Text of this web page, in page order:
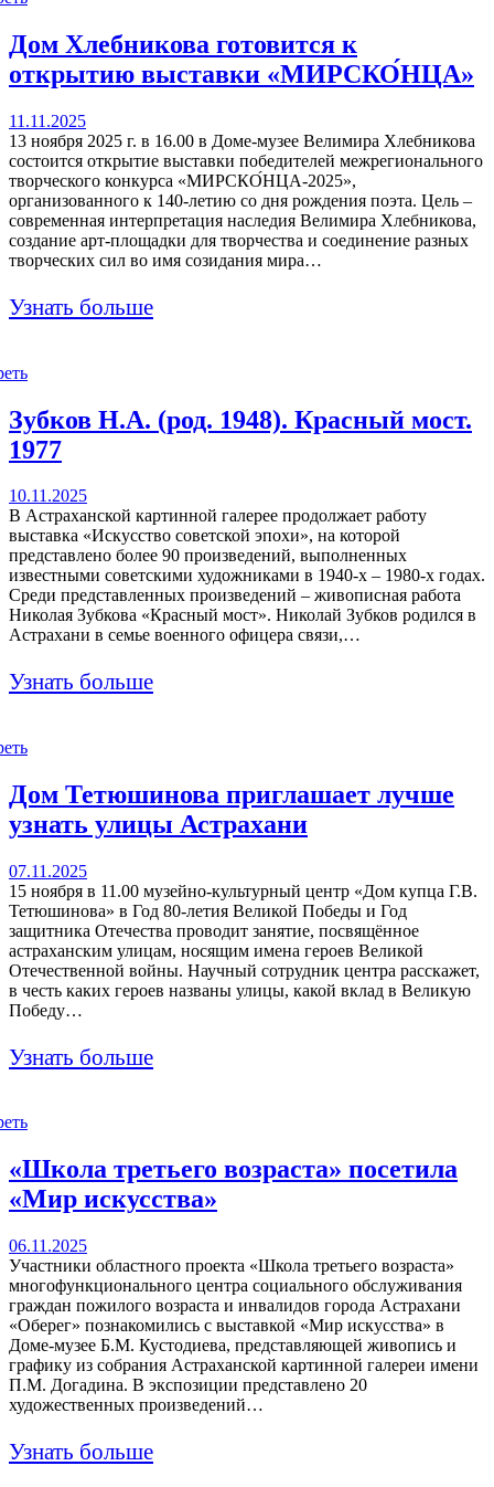
Дом Хлебникова готовится к
открытию выставки «МИРСКО́НЦА»
11.11.2025
13 ноября 2025 г. в 16.00 в Доме-музее Велимира Хлебникова
состоится открытие выставки победителей межрегионального
творческого конкурса «МИРСКО́НЦА-2025»,
организованного к 140-летию со дня рождения поэта. Цель –
современная интерпретация наследия Велимира Хлебникова,
создание арт-площадки для творчества и соединение разных
творческих сил во имя созидания мира…
Узнать больше
Зубков Н.А. (род. 1948). Красный мост.
1977
10.11.2025
В Астраханской картинной галерее продолжает работу
выставка «Искусство советской эпохи», на которой
представлено более 90 произведений, выполненных
известными советскими художниками в 1940-х – 1980-х годах.
Среди представленных произведений – живописная работа
Николая Зубкова «Красный мост». Николай Зубков родился в
Астрахани в семье военного офицера связи,…
Узнать больше
Дом Тетюшинова приглашает лучше
узнать улицы Астрахани
07.11.2025
15 ноября в 11.00 музейно-культурный центр «Дом купца Г.В.
Тетюшинова» в Год 80-летия Великой Победы и Год
защитника Отечества проводит занятие, посвящённое
астраханским улицам, носящим имена героев Великой
Отечественной войны. Научный сотрудник центра расскажет,
в честь каких героев названы улицы, какой вклад в Великую
Победу…
Узнать больше
«Школа третьего возраста» посетила
«Мир искусства»
06.11.2025
Участники областного проекта «Школа третьего возраста»
многофункционального центра социального обслуживания
граждан пожилого возраста и инвалидов города Астрахани
«Оберег» познакомились с выставкой «Мир искусства» в
Доме-музее Б.М. Кустодиева, представляющей живопись и
графику из собрания Астраханской картинной галереи имени
П.М. Догадина. В экспозиции представлено 20
художественных произведений…
Узнать больше